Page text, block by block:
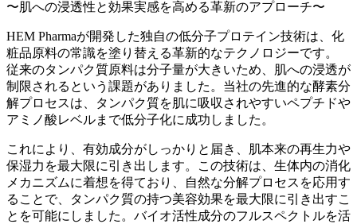
〜肌への浸透性と効果実感を高める革新のアプローチ〜
HEM Pharmaが開発した独自の低分子プロテイン技術は、化
粧品原料の常識を塗り替える革新的なテクノロジーです。
従来のタンパク質原料は分子量が大きいため、肌への浸透が
制限されるという課題がありました。当社の先進的な酵素分
解プロセスは、タンパク質を肌に吸収されやすいペプチドや
アミノ酸レベルまで低分子化に成功しました。
これにより、有効成分がしっかりと届き、肌本来の再生力や
保湿力を最大限に引き出します。この技術は、生体内の消化
メカニズムに着想を得ており、自然な分解プロセスを応用す
ることで、タンパク質の持つ美容効果を最大限に引き出すこ
とを可能にしました。バイオ活性成分のフルスペクトルを活